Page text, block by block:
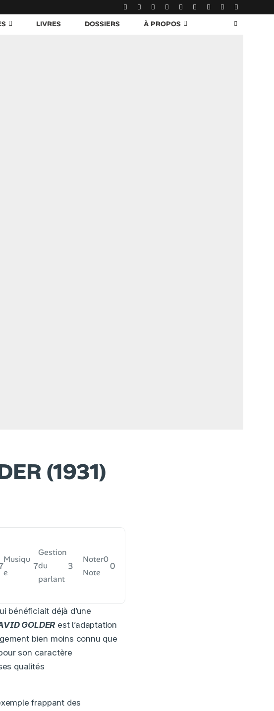
LIVRES DOSSIERS À PROPOS
(1931)
Musiqu
e
7
Gestion
du
parlant
3
Noter0
Note
0
bénéficiait déjà d’une
GOLDER est l’adaptation
bien moins connu que
son caractère
qualités
frappant des